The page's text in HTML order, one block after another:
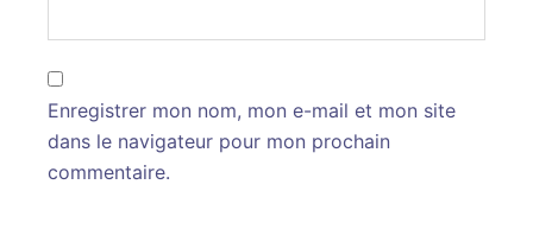
Enregistrer mon nom, mon e-mail et mon site
dans le navigateur pour mon prochain
commentaire.